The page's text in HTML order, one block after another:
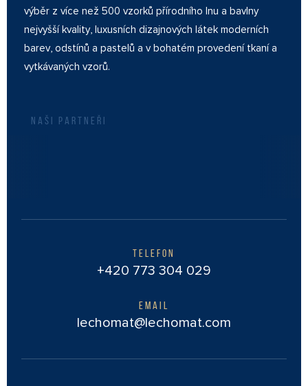
výběr z více než 500 vzorků přírodního lnu a bavlny
nejvyšší kvality, luxusních dizajnových látek moderních
barev, odstínů a pastelů a v bohatém provedení tkaní a
vytkávaných vzorů.
NAŠI PARTNEŘI
TELEFON
+420 773 304 029
EMAIL
lechomat@lechomat.com